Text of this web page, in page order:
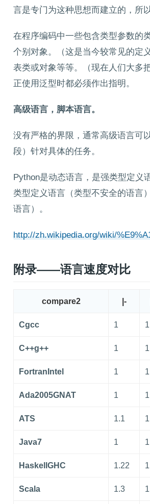
言是专门为这种思想而建立的，所
在程序编码中一些包含类型参数的
个别对象。（这是当今较常见的定
表类或对象等等。（现在人们大多
正使用泛型时都必须作出指明。
高级语言，脚本语言。
没有严格的界限，通常高级语言可
段）针对具体的任务。
Python是动态语言，是强类型定义
类型定义语言（类型不安全的语言
语言）。
http://zh.wikipedia.org/wiki/
附录——语言速度对比
compare2 |-
Cgcc 1 1
C++g++ 1 1
FortranIntel 1 1
Ada2005GNAT 1 1
ATS 1.1
Java7 1 1
HaskellGHC 1.22
Scala 1.3